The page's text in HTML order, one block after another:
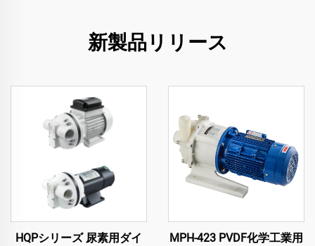
新製品リリース
HQPシリーズ 尿素用ダイ
MPH-423 PVDF化学工業用